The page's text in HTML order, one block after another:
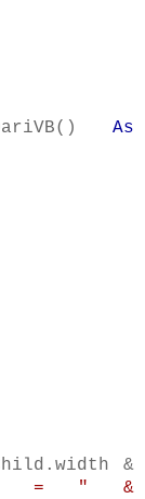
As
&
= " &